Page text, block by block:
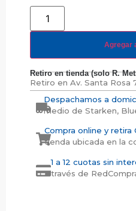
Agregar
Retiro en tienda (solo R.
Retiro en Av. Santa Rosa
Despachamos a
medio de Starken,
Compra online y retira
tienda ubicada en la
1 a 12 cuotas sin
través de